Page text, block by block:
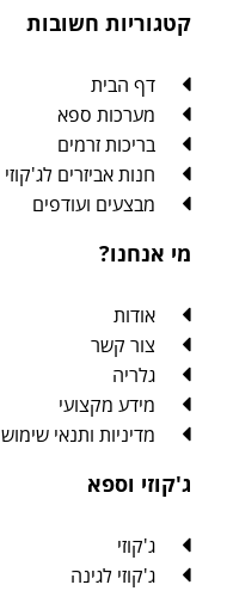
קטגוריות חשובות
דף הבית
מערכות ספא
בריכות זרמים
חנות אביזרים לג'קוזי
מבצעים ועודפים
מי אנחנו?
אודות
צור קשר
גלריה
מידע מקצועי
מדיניות ותנאי שימוש
ג'קוזי וספא
ג'קוזי
ג'קוזי לגינה